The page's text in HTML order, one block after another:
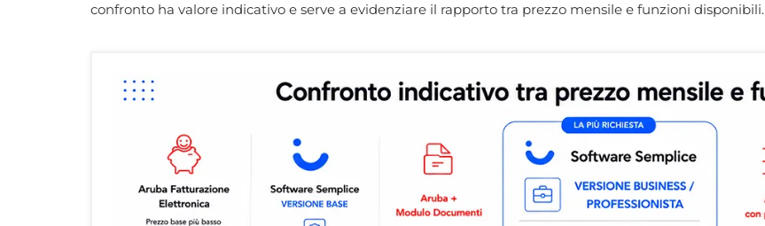
confronto ha valore indicativo e serve a evidenziare il rapporto tra prezzo mensile e funzioni disponibili.